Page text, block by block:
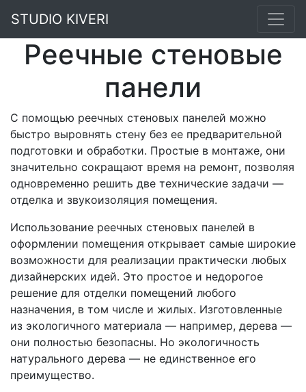
STUDIO KIVERI
Реечные стеновые
панели
С помощью реечных стеновых панелей можно
быстро выровнять стену без ее предварительной
подготовки и обработки. Простые в монтаже, они
значительно сокращают время на ремонт, позволяя
одновременно решить две технические задачи —
отделка и звукоизоляция помещения.
Использование реечных стеновых панелей в
оформлении помещения открывает самые широкие
возможности для реализации практически любых
дизайнерских идей. Это простое и недорогое
решение для отделки помещений любого
назначения, в том числе и жилых. Изготовленные
из экологичного материала — например, дерева —
они полностью безопасны. Но экологичность
натурального дерева — не единственное его
преимущество.